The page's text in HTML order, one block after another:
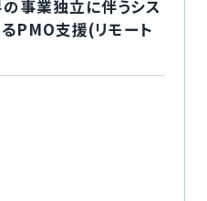
事業独立に伴うシス
PMO支援(リモート